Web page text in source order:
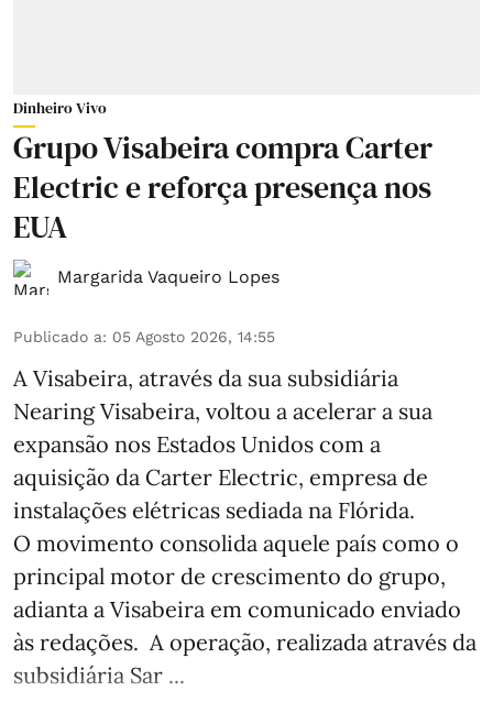
Dinheiro Vivo
Grupo Visabeira compra Carter
Electric e reforça presença nos
EUA
Margarida Vaqueiro Lopes
Publicado a: 05 Agosto 2026, 14:55
A Visabeira, através da sua subsidiária
Nearing Visabeira, voltou a acelerar a sua
expansão nos Estados Unidos com a
aquisição da Carter Electric, empresa de
instalações elétricas sediada na Flórida.
O movimento consolida aquele país como o
principal motor de crescimento do grupo,
adianta a Visabeira em comunicado enviado
às redações. A operação, realizada através da
subsidiária Sar ...